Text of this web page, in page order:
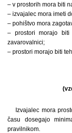
– v prostorih mora biti
– izvajalec mora imeti
– pohištvo mora
– prostori morajo biti
zavarovalnici;
– prostori morajo biti
Izvajalec mora
času dosegajo
pravilnikom.